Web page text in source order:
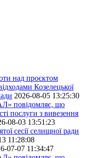
над проєктом
Козелецької
2026-08-05 13:25:30
повідомляє, що
послуги з вивезення
08-03 13:51:23
сесії селищної ради
11:28:08
07-07 11:34:47